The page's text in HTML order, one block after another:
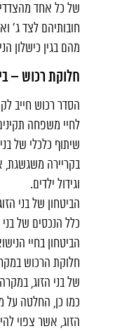
של כל אחד
חובותיהם לצד ג'
מהם בגין כישלון
חלוקת רכוש –
הסדר רכוש חייב
לחיי משפחה
שיתוף כלכלי של
בקריירה משגשגת,
וגידול ילדים.
הביטחון של בני
כלל הנכסים של בני
הביטחון בחיי
חלוקת הרכוש
של בני הזוג,
כמו כן, החלטה על
הזוג, אשר צפוי